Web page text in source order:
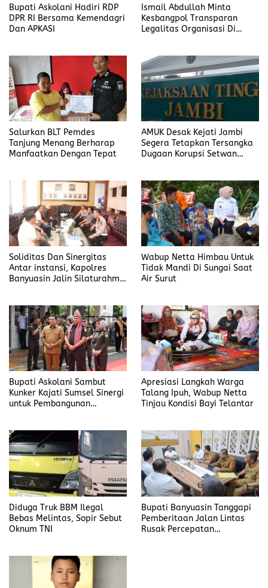
Bupati Askolani Hadiri RDP
DPR RI Bersama Kemendagri
Dan APKASI
Ismail Abdullah Minta
Kesbangpol Transparan
Legalitas Organisasi Di
Salurkan BLT Pemdes
Tanjung Menang Berharap
Manfaatkan Dengan Tepat
AMUK Desak Kejati Jambi
Segera Tetapkan Tersangka
Dugaan Korupsi Setwan
Soliditas Dan Sinergitas
Antar instansi, Kapolres
Banyuasin Jalin Silaturahmi
Wabup Netta Himbau Untuk
Tidak Mandi Di Sungai Saat
Air Surut
Bupati Askolani Sambut
Kunker Kajati Sumsel Sinergi
untuk Pembangunan
Apresiasi Langkah Warga
Talang Ipuh, Wabup Netta
Tinjau Kondisi Bayi Telantar
Diduga Truk BBM Ilegal
Bebas Melintas, Sopir Sebut
Oknum TNI
Bupati Banyuasin Tanggapi
Pemberitaan Jalan Lintas
Rusak Percepatan